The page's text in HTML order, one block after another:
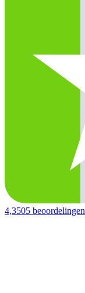
4,3505 beoordelingen